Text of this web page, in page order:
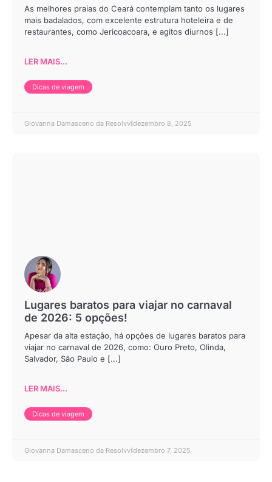
As melhores praias do Ceará contemplam tanto os lugares
mais badalados, com excelente estrutura hoteleira e de
restaurantes, como Jericoacoara, e agitos diurnos [...]
LER MAIS...
Dicas de viagem
Giovanna Damasceno da Resolvvidezembro 8, 2025
Lugares baratos para viajar no carnaval
de 2026: 5 opções!
Apesar da alta estação, há opções de lugares baratos para
viajar no carnaval de 2026, como: Ouro Preto, Olinda,
Salvador, São Paulo e [...]
LER MAIS...
Dicas de viagem
Giovanna Damasceno da Resolvvidezembro 7, 2025